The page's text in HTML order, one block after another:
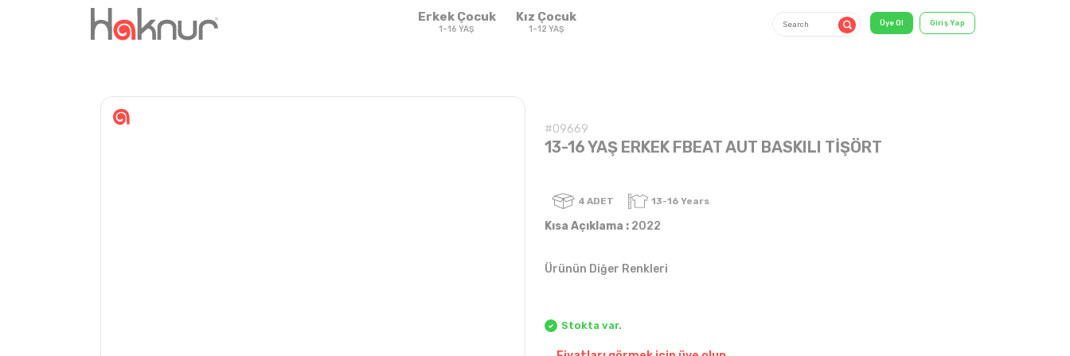
Erkek Çocuk
1-16 YAŞ
Sweatshirt & T-Sweatshirt & T-
#09669
13-16 YAŞ ERKEK FBEAT AUT BASKILI TİŞÖRT
4ADET
Kısa Açıklama : 2022
Ürünün Diğer Renkleri
Stokta var.